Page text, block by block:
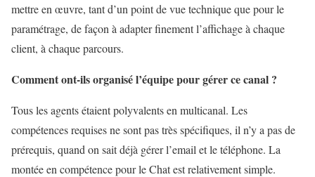
mettre en œuvre, tant d’un point de vue technique que pour le
paramétrage, de façon à adapter finement l’affichage à chaque
client, à chaque parcours.
Comment ont-ils organisé l’équipe pour gérer ce canal ?
Tous les agents étaient polyvalents en multicanal. Les
compétences requises ne sont pas très spécifiques, il n’y a pas de
prérequis, quand on sait déjà gérer l’email et le téléphone. La
montée en compétence pour le Chat est relativement simple.